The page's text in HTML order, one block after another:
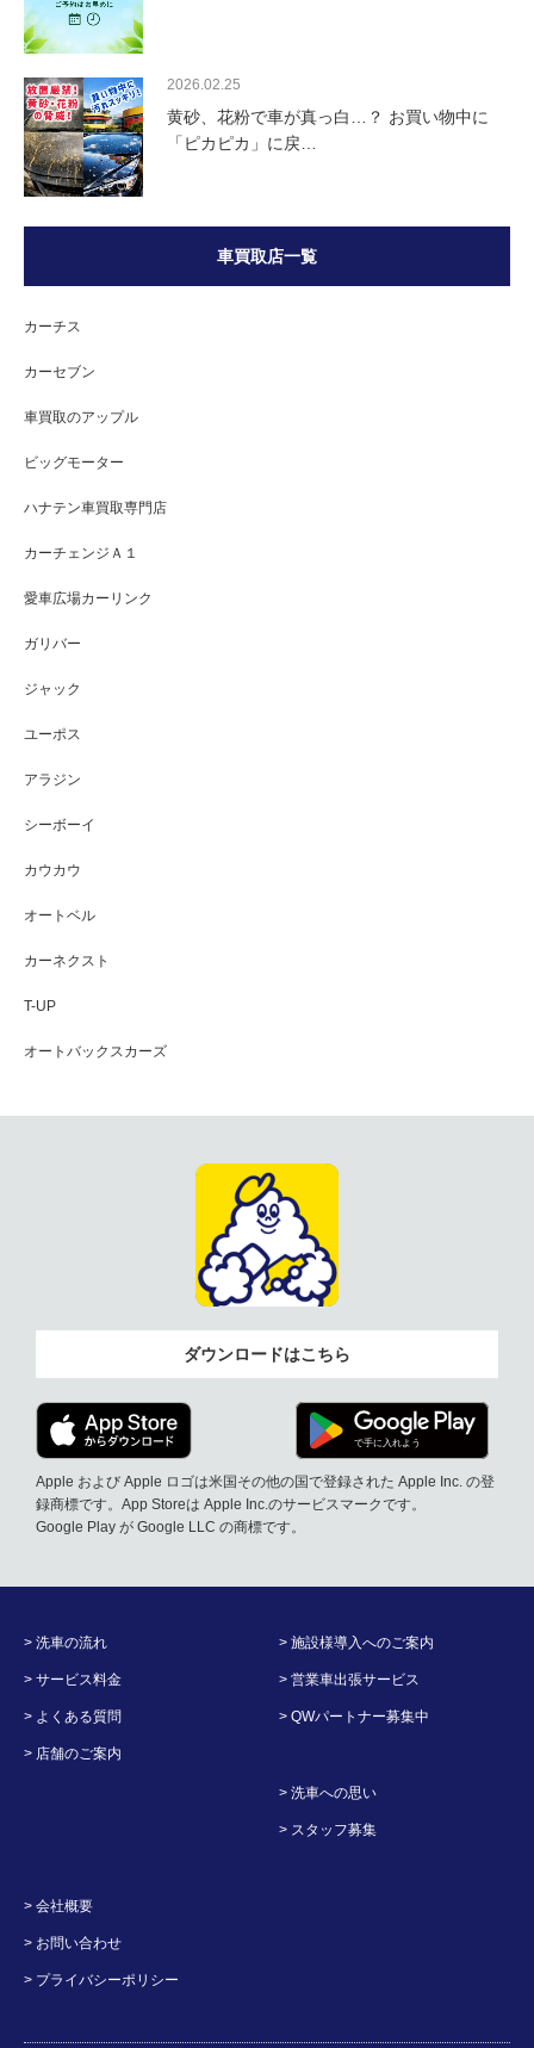
2026.02.25
黄砂、花粉で車が真っ白…？ お買い物中に
「ピカピカ」に戻…
車買取店一覧
カーチス
カーセブン
車買取のアップル
ビッグモーター
ハナテン車買取専門店
カーチェンジＡ１
愛車広場カーリンク
ガリバー
ジャック
ユーポス
アラジン
シーボーイ
カウカウ
オートベル
カーネクスト
T-UP
オートバックスカーズ
ダウンロードはこちら
Apple および Apple ロゴは米国その他の国で登録された Apple Inc. の登
録商標です。App Storeは Apple Inc.のサービスマークです。
Google Play が Google LLC の商標です。
> 洗車の流れ
> サービス料金
> よくある質問
> 店舗のご案内
> 施設様導入へのご案内
> 営業車出張サービス
> QWパートナー募集中
> 洗車への思い
> スタッフ募集
> 会社概要
> お問い合わせ
> プライバシーポリシー